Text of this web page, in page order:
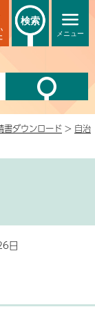
メニュー
検索
書ダウンロード > 自治
日